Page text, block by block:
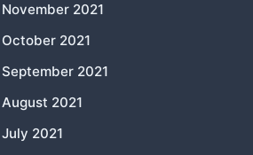
November 2021
October 2021
September 2021
August 2021
July 2021